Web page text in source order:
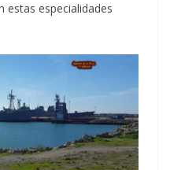
estas especialidades